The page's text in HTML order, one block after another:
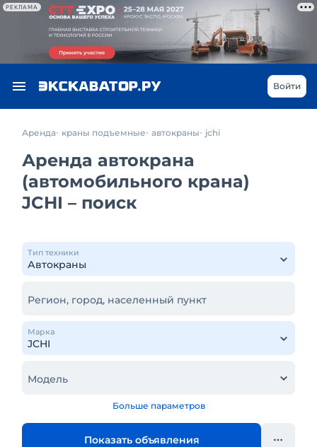
РЕКЛАМА
Войти
Аренда краны подъемные автокраны jchi
Аренда автокрана
(автомобильного крана)
JCHI – поиск
Тип техники
Регион, город, населенный пункт
Марка
Модель
Больше параметров
Показать объявления